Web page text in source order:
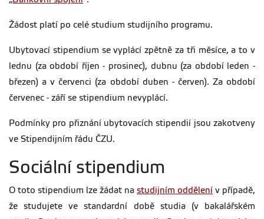
Žádost platí po celé studium studijního programu.
Ubytovací stipendium se vyplácí zpětně za tři měsíce, a to v
lednu (za období říjen - prosinec), dubnu (za období leden -
březen) a v červenci (za období duben - červen). Za období
červenec - září se stipendium nevyplácí.
Podmínky pro přiznání ubytovacích stipendií jsou zakotveny
ve Stipendijním řádu ČZU.
Sociální stipendium
O toto stipendium lze žádat na studijním oddělení v případě,
že studujete ve standardní době studia (v bakalářském